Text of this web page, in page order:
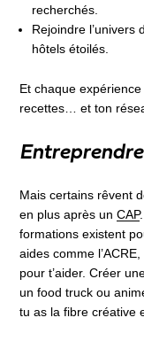
recherchés.
Rejoindre l’univers
hôtels étoilés.
Et chaque
recettes… et ton
Mais certains rêvent
en plus après unCAP
formations existent
aides comme
pour t’aider. Créer
un food truck ou
tu as la fibre créative